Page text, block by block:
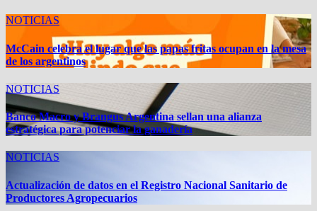
NOTICIAS
McCain celebra el lugar que las papas fritas ocupan en la mesa
de los argentinos
NOTICIAS
Banco Macro y Brangus Argentina sellan una alianza
estratégica para potenciar la ganadería
NOTICIAS
Actualización de datos en el Registro Nacional Sanitario de
Productores Agropecuarios